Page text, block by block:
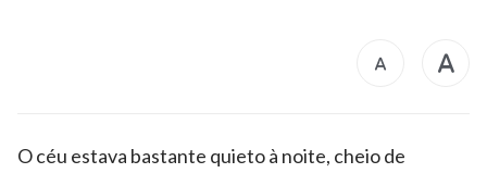
O céu estava bastante quieto à noite, cheio de